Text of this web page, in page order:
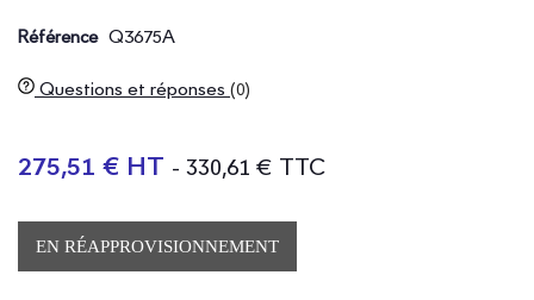
Référence Q3675A
Questions et réponses (0)
275,51 € HT - 330,61 € TTC
EN RÉAPPROVISIONNEMENT